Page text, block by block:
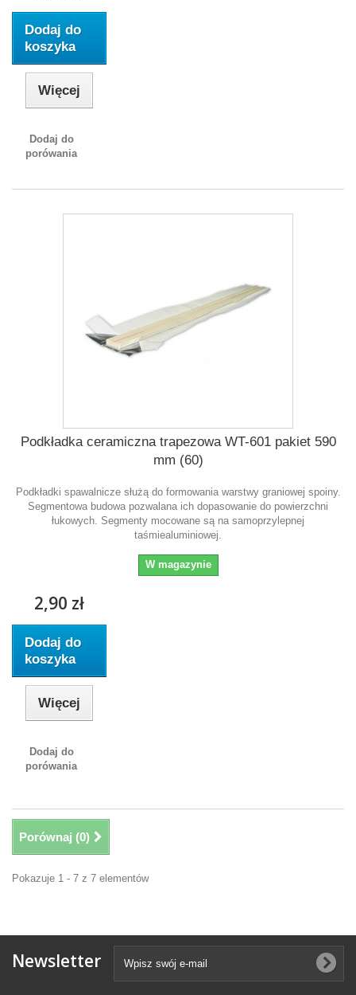
Dodaj do
koszyka
Więcej
Dodaj do
porówania
Podkładka ceramiczna trapezowa WT-601 pakiet 590
mm (60)
Podkładki spawalnicze służą do formowania warstwy graniowej spoiny.
Segmentowa budowa pozwalana ich dopasowanie do powierzchni
łukowych. Segmenty mocowane są na samoprzylepnej
taśmiealuminiowej.
W magazynie
2,90 zł
Dodaj do
koszyka
Więcej
Dodaj do
porówania
Porównaj (0)
Pokazuje 1 - 7 z 7 elementów
Newsletter